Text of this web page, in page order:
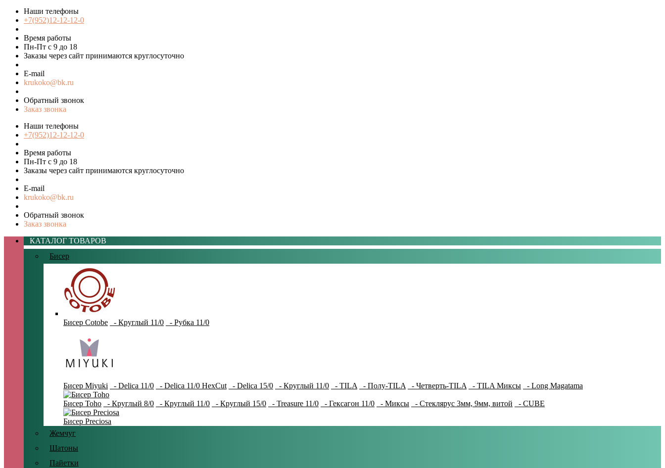
Наши телефоны
+7(952)12-12-12-0
Время работы
Пн-Пт с 9 до 18
Заказы через сайт принимаются круглосуточно
E-mail
krukoko@bk.ru
Обратный звонок
Заказ звонка
Наши телефоны
+7(952)12-12-12-0
Время работы
Пн-Пт с 9 до 18
Заказы через сайт принимаются круглосуточно
E-mail
krukoko@bk.ru
Обратный звонок
Заказ звонка
КАТАЛОГ ТОВАРОВ
Бисер
Бисер Cotobe - Круглый 11/0 - Рубка 11/0
Бисер Miyuki - Delica 11/0 - Delica 11/0 HexCut - Delica 15/0 - Круглый 11/0 - TILA - Полу-TILA - Четверть-TILA - TILA Миксы - Long Magatama
Бисер Toho - Круглый 8/0 - Круглый 11/0 - Круглый 15/0 - Treasure 11/0 - Гексагон 11/0 - Миксы - Стеклярус 3мм, 9мм, витой - CUBE
Бисер Preciosa
Жемчуг
Шатоны
Пайетки